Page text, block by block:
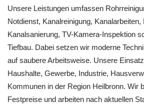
Unsere Leistungen umfassen
Notdienst, Kanalreinigung, Kanalarbeiten,
Kanalsanierung, TV-Kamera-Inspektion
Tiefbau. Dabei setzen wir moderne
auf saubere Arbeitsweise. Unsere
Haushalte, Gewerbe, Industrie,
Kommunen in der Region Heilbronn. Wir
Festpreise und arbeiten nach aktuellen